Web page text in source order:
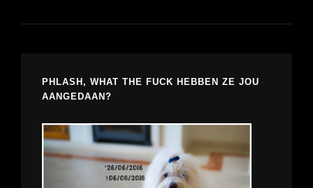
PHLASH, WHAT THE FUCK HEBBEN ZE JOU
AANGEDAAN?